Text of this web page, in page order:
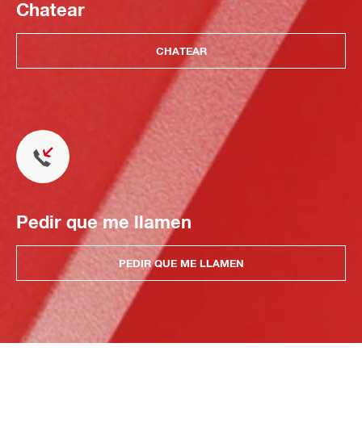
Chatear
CHATEAR
Pedir que me llamen
PEDIR QUE ME LLAMEN